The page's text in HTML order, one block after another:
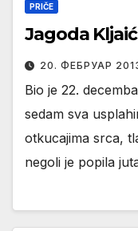
PRIČE
20. ФЕБРУАР
Bio je 22.
sedam sva
otkucajima srca,
negoli je popila